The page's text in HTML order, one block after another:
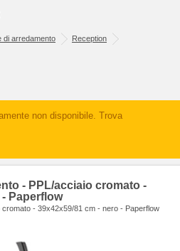
di arredamento Reception
non disponibile. Trova
- PPL/acciaio cromato -
Paperflow
- 39x42x59/81 cm - nero - Paperflow